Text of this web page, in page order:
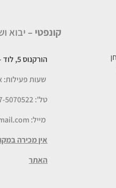
קונפטי – יבוא
הורקנוס 5, לוד
שעות פעילות: א-ה
טל': 077-5070522
מייל:
אין מכירה
האתר